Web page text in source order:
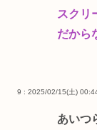
スクリ
だから
9 : 2025/02/15(土)
あいつ